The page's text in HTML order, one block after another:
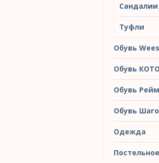
Сандалии
Туфли
Обувь
Обувь
Обувь
Обувь
Одежда